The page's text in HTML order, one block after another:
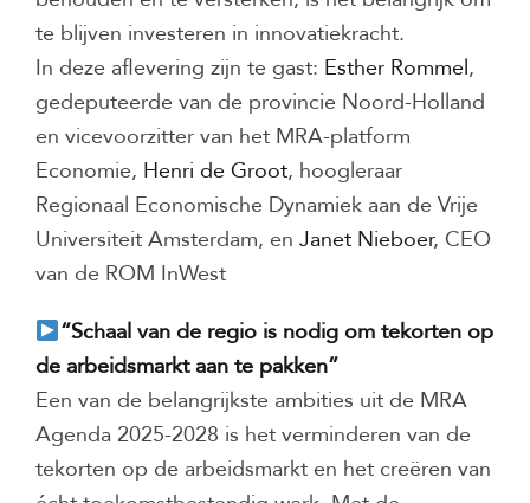
te blijven investeren in innovatiekracht.
In deze aflevering zijn te gast: Esther Rommel,
gedeputeerde van de provincie Noord-Holland
en vicevoorzitter van het MRA-platform
Economie, Henri de Groot, hoogleraar
Regionaal Economische Dynamiek aan de Vrije
Universiteit Amsterdam, en Janet Nieboer, CEO
van de ROM InWest
“Schaal van de regio is nodig om tekorten op
de arbeidsmarkt aan te pakken”
Een van de belangrijkste ambities uit de MRA
Agenda 2025-2028 is het verminderen van de
tekorten op de arbeidsmarkt en het creëren van